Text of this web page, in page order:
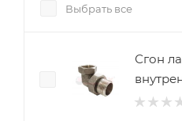
Выбрать все
Сгон